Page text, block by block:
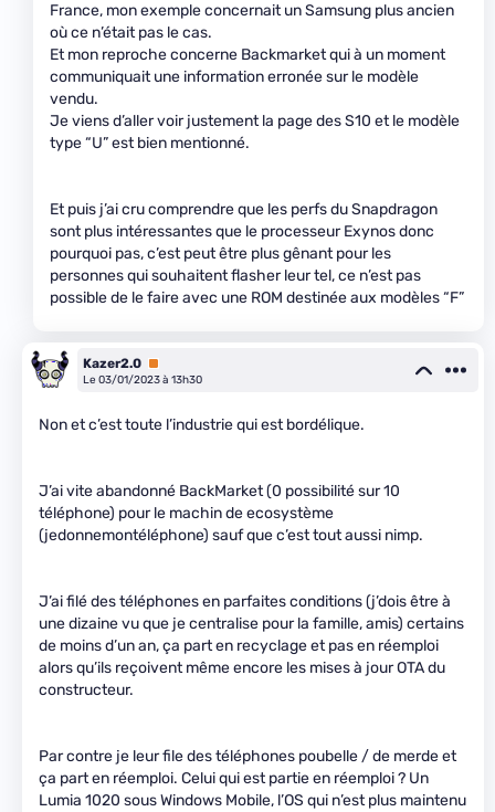
France, mon exemple concernait un Samsung plus ancien
où ce n’était pas le cas.
Et mon reproche concerne Backmarket qui à un moment
communiquait une information erronée sur le modèle
vendu.
Je viens d’aller voir justement la page des S10 et le modèle
type “U” est bien mentionné.
Et puis j’ai cru comprendre que les perfs du Snapdragon
sont plus intéressantes que le processeur Exynos donc
pourquoi pas, c’est peut être plus gênant pour les
personnes qui souhaitent flasher leur tel, ce n’est pas
possible de le faire avec une ROM destinée aux modèles “F”
Kazer2.0 Premium
Le 03/01/2023 à 13h30
Non et c’est toute l’industrie qui est bordélique.
J’ai vite abandonné BackMarket (0 possibilité sur 10
téléphone) pour le machin de ecosystème
(jedonnemontéléphone) sauf que c’est tout aussi nimp.
J’ai filé des téléphones en parfaites conditions (j’dois être à
une dizaine vu que je centralise pour la famille, amis) certains
de moins d’un an, ça part en recyclage et pas en réemploi
alors qu’ils reçoivent même encore les mises à jour OTA du
constructeur.
Par contre je leur file des téléphones poubelle / de merde et
ça part en réemploi. Celui qui est partie en réemploi ? Un
Lumia 1020 sous Windows Mobile, l’OS qui n’est plus maintenu